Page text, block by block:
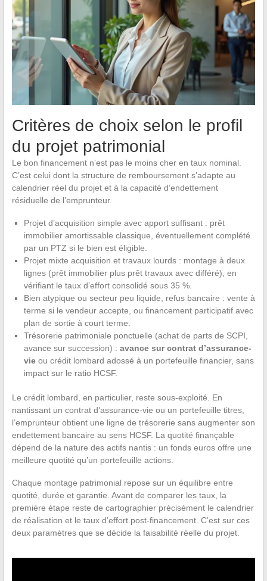
Critères de choix selon le profil
du projet patrimonial
Le bon financement n’est pas le moins cher en taux nominal.
C’est celui dont la structure de remboursement s’adapte au
calendrier réel du projet et à la capacité d’endettement
résiduelle de l’emprunteur.
Projet d’acquisition simple avec apport suffisant : prêt
immobilier amortissable classique, éventuellement complété
par un PTZ si le bien est éligible.
Projet mixte acquisition et travaux lourds : montage à deux
lignes (prêt immobilier plus prêt travaux avec différé), en
vérifiant le taux d’effort consolidé sous 35 %.
Bien atypique ou secteur peu liquide, refus bancaire : vente à
terme si le vendeur accepte, ou financement participatif avec
plan de sortie à court terme.
Trésorerie patrimoniale ponctuelle (achat de parts de SCPI,
avance sur succession) : avance sur contrat d’assurance-
vieou crédit lombard adossé à un portefeuille financier, sans
impact sur le ratio HCSF.
Le crédit lombard, en particulier, reste sous-exploité. En
nantissant un contrat d’assurance-vie ou un portefeuille titres,
l’emprunteur obtient une ligne de trésorerie sans augmenter son
endettement bancaire au sens HCSF. La quotité finançable
dépend de la nature des actifs nantis : un fonds euros offre une
meilleure quotité qu’un portefeuille actions.
Chaque montage patrimonial repose sur un équilibre entre
quotité, durée et garantie. Avant de comparer les taux, la
première étape reste de cartographier précisément le calendrier
de réalisation et le taux d’effort post-financement. C’est sur ces
deux paramètres que se décide la faisabilité réelle du projet.